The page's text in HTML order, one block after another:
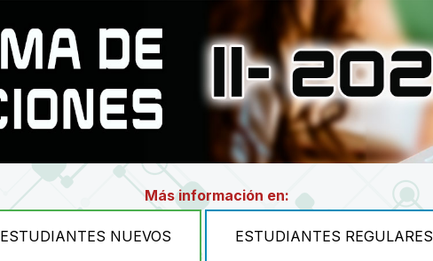
Más información en:
ESTUDIANTES NUEVOS ESTUDIANTES REGULARES